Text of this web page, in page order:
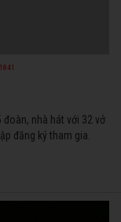
1841
đoàn, nhà hát với 32 vở
đăng ký tham gia.